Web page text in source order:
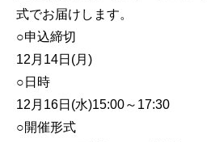
式でお届けします。
○申込締切
12月14日(月)
○日時
12月16日(水)15:00～17:30
○開催形式